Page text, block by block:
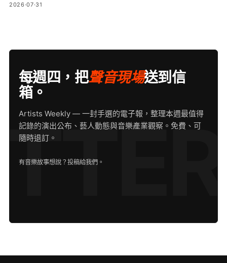
2026·07·31
每週四，把聲音現場送到信
箱。
Artists Weekly — 一封手選的電子報，整理本週最值得
記錄的演出公布、藝人動態與音樂產業觀察。免費、可
隨時退訂。
有音樂故事想說？ 投稿給我們 。